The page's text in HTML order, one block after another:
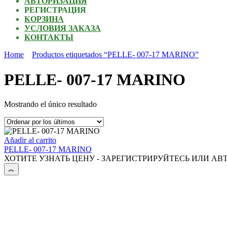
РЕГИСТРАЦИЯ
КОРЗИНА
УСЛОВИЯ ЗАКАЗА
КОНТАКТЫ
Home
Productos etiquetados “PELLE- 007-17 MARINO”
PELLE- 007-17 MARINO
Mostrando el único resultado
Añadir al carrito
PELLE- 007-17 MARINO
ХОТИТЕ УЗНАТЬ ЦЕНУ - ЗАРЕГИСТРИРУЙТЕСЬ ИЛИ